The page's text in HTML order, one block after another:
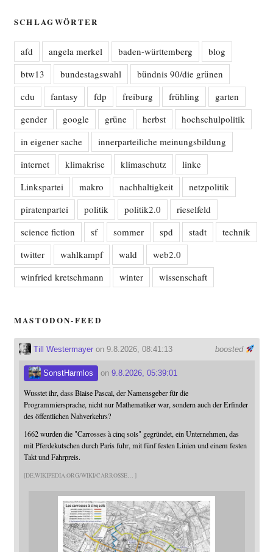
SCHLAGWÖRTER
afd angela merkel baden-württemberg
blog
btw13
bundestagswahl
bündnis 90/die grünen
cdu
fantasy fdp freiburg frühling
garten
gender
google grüne herbst
hochschulpolitik
in eigener sache
innerparteiliche meinungsbildung
internet
klimakrise klimaschutz
linke
Linkspartei
makro nachhaltigkeit
netzpolitik
piratenpartei
politik politik2.0
rieselfeld
science fiction
sf sommer spd stadt
technik
twitter
wahlkampf wald
web2.0
winfried kretschmann
winter wissenschaft
MASTODON-FEED
boosted
Till Westermayeron 9.8.2026, 08:41:13
SonstHarmlos on 9.8.2026, 05:39:01
Wusstet ihr, dass Blaise Pascal, der Namensgeber für die
Programmiersprache, nicht nur Mathematiker war, sondern auch der Erfinder
des öffentlichen Nahverkehrs?
1662 wurden die "Carrosses à cinq sols" gegründet, ein Unternehmen, das
mit Pferdekutschen durch Paris fuhr, mit fünf festen Linien und einem festen
Takt und Fahrpreis.
DE.WIKIPEDIA.ORG/WIKI/CARROSSE